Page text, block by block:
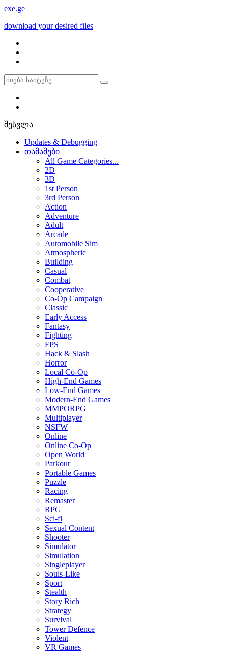
exe.ge
download your desired files
შესვლა
Updates & Debugging
თამაშები
All Game Categories...
2D
3D
1st Person
3rd Person
Action
Adventure
Adult
Arcade
Automobile Sim
Atmospheric
Building
Casual
Combat
Cooperative
Co-Op Campaign
Classic
Early Access
Fantasy
Fighting
FPS
Hack & Slash
Horror
Local Co-Op
High-End Games
Low-End Games
Modern-End Games
MMPORPG
Multiplayer
NSFW
Online
Online Co-Op
Open World
Parkour
Portable Games
Puzzle
Racing
Remaster
RPG
Sci-fi
Sexual Content
Shooter
Simulator
Simulation
Singleplayer
Souls-Like
Sport
Stealth
Story Rich
Strategy
Survival
Tower Defence
Violent
VR Games